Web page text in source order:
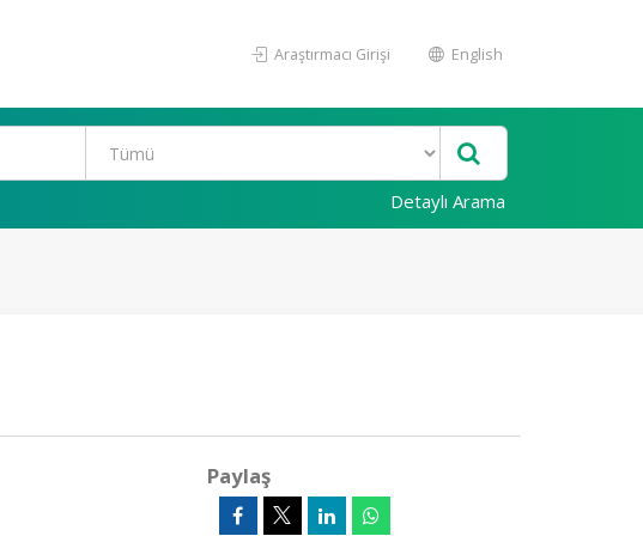
Araştırmacı Girişi English
Detaylı Arama
Paylaş